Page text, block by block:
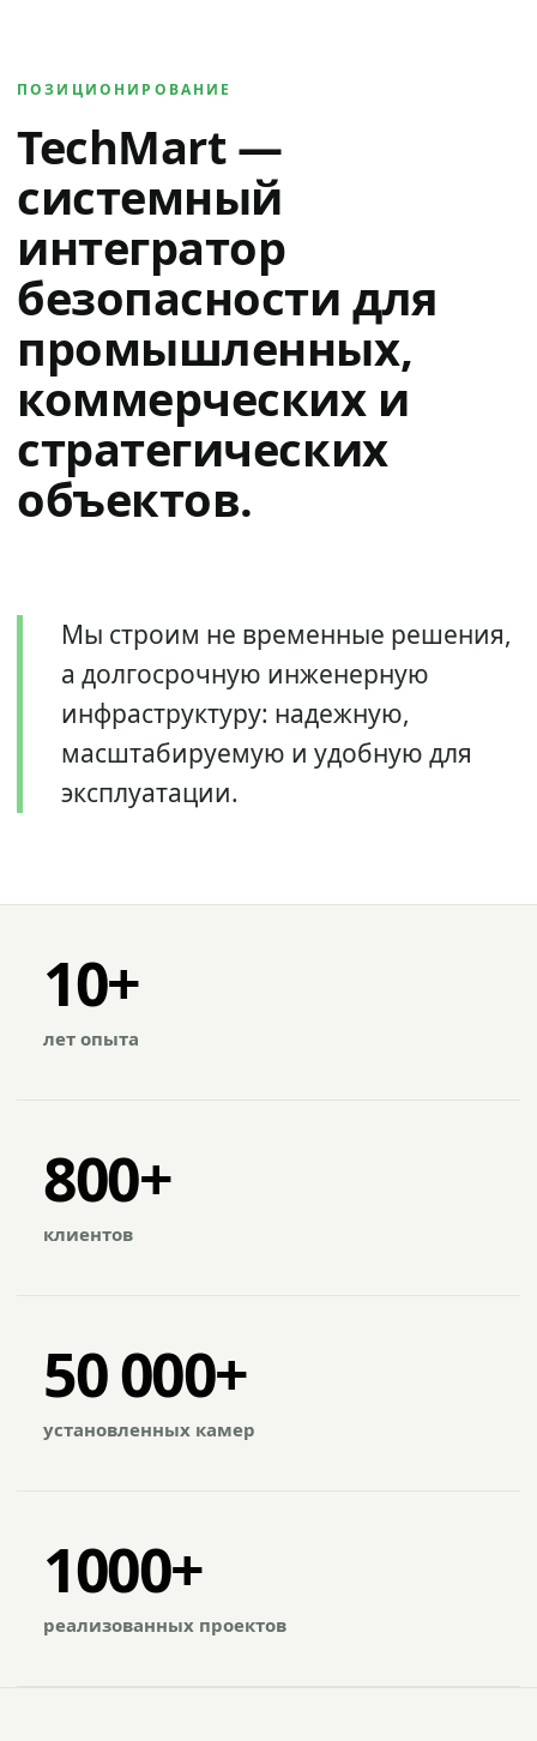
ПОЗИЦИОНИРОВАНИЕ
TechMart —
системный
интегратор
безопасности для
промышленных,
коммерческих и
стратегических
объектов.
Мы строим не временные решения,
а долгосрочную инженерную
инфраструктуру: надежную,
масштабируемую и удобную для
эксплуатации.
10+
лет опыта
800+
клиентов
50 000+
установленных камер
1000+
реализованных проектов